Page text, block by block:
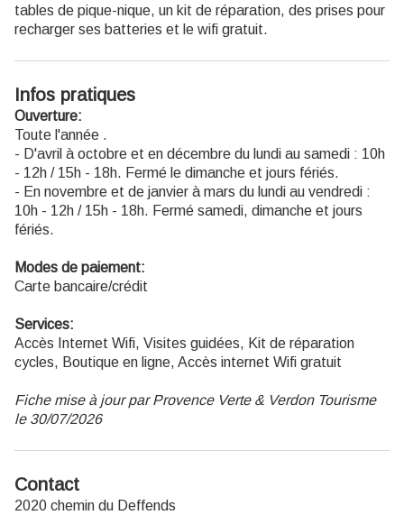
tables de pique-nique, un kit de réparation, des prises pour
recharger ses batteries et le wifi gratuit.
Infos pratiques
Ouverture:
Toute l'année .
- D'avril à octobre et en décembre du lundi au samedi : 10h
- 12h / 15h - 18h. Fermé le dimanche et jours fériés.
- En novembre et de janvier à mars du lundi au vendredi :
10h - 12h / 15h - 18h. Fermé samedi, dimanche et jours
fériés.
Modes de paiement:
Carte bancaire/crédit
Services:
Accès Internet Wifi, Visites guidées, Kit de réparation
cycles, Boutique en ligne, Accès internet Wifi gratuit
Fiche mise à jour par Provence Verte & Verdon Tourisme
le 30/07/2026
Contact
2020 chemin du Deffends